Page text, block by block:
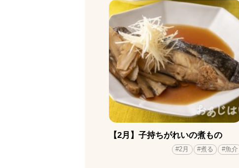
【2月】子持ちがれいの煮もの
#2月 #煮る #魚介